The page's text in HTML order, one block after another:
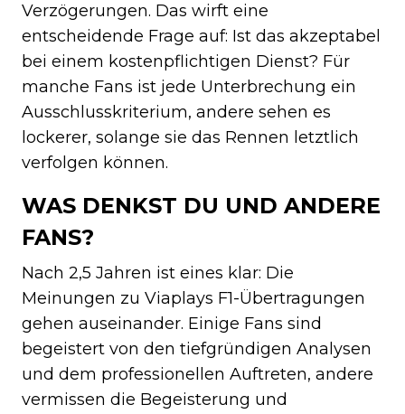
Verzögerungen. Das wirft eine
entscheidende Frage auf: Ist das akzeptabel
bei einem kostenpflichtigen Dienst? Für
manche Fans ist jede Unterbrechung ein
Ausschlusskriterium, andere sehen es
lockerer, solange sie das Rennen letztlich
verfolgen können.
WAS DENKST DU UND ANDERE
FANS?
Nach 2,5 Jahren ist eines klar: Die
Meinungen zu Viaplays F1-Übertragungen
gehen auseinander. Einige Fans sind
begeistert von den tiefgründigen Analysen
und dem professionellen Auftreten, andere
vermissen die Begeisterung und